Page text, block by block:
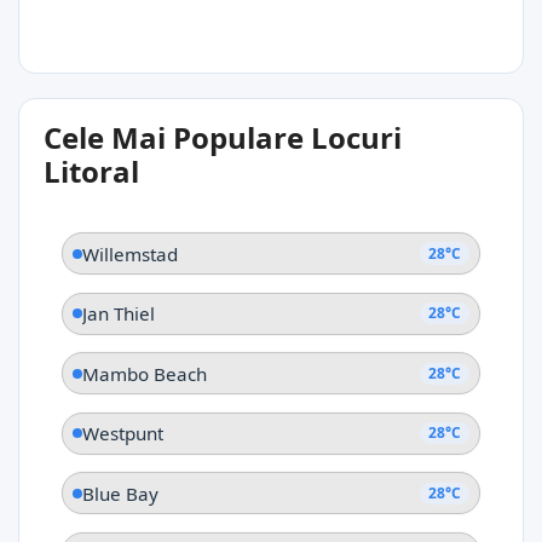
28°C
Labadera
Cele Mai Populare Locuri
Litoral
Willemstad 28°C
Jan Thiel 28°C
Mambo Beach 28°C
Westpunt 28°C
Blue Bay 28°C